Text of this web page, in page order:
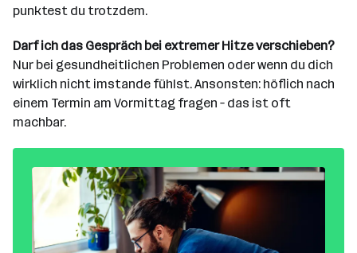
punktest du trotzdem.
Darf ich das Gespräch bei extremer Hitze verschieben?
Nur bei gesundheitlichen Problemen oder wenn du dich
wirklich nicht imstande fühlst. Ansonsten: höflich nach
einem Termin am Vormittag fragen – das ist oft
machbar.